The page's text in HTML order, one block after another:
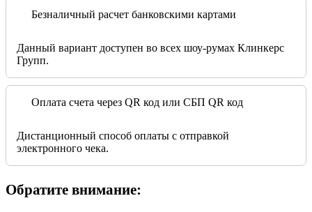
Безналичный расчет банковскими картами
Данный вариант доступен во всех шоу-румах Клинкерс
Групп.
Оплата счета через QR код или СБП QR код
Дистанционный способ оплаты с отправкой
электронного чека.
Обратите внимание: